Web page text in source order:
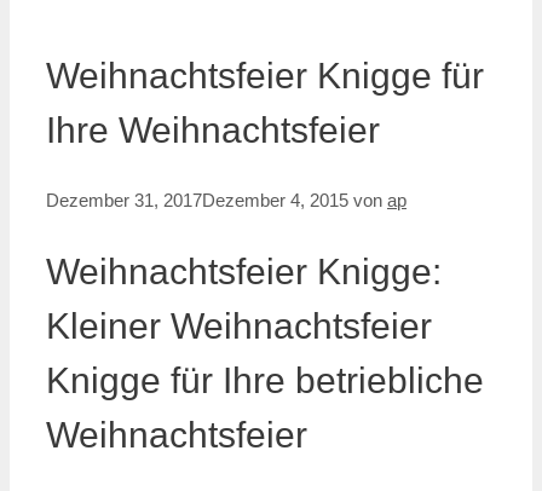
Weihnachtsfeier Knigge für
Ihre Weihnachtsfeier
Dezember 31, 2017Dezember 4, 2015 von ap
Weihnachtsfeier Knigge:
Kleiner Weihnachtsfeier
Knigge für Ihre betriebliche
Weihnachtsfeier